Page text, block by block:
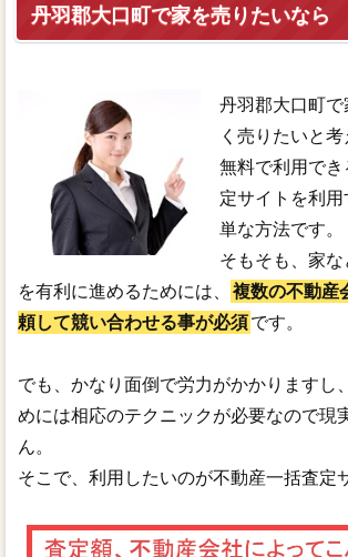
丹羽郡大口町で家を売りたいなら
丹羽郡大口町
く売りたいと考
無料で利用で
定サイトを利
単な方法です。
そもそも、家
を有利に進めるためには、
複数の不動産
頼して競い合わせる事が必須です。
でも、かなり面倒で労力がかかりますし
めには相応のテクニックが必要なので現
ん。
そこで、利用したいのが不動産一括査定